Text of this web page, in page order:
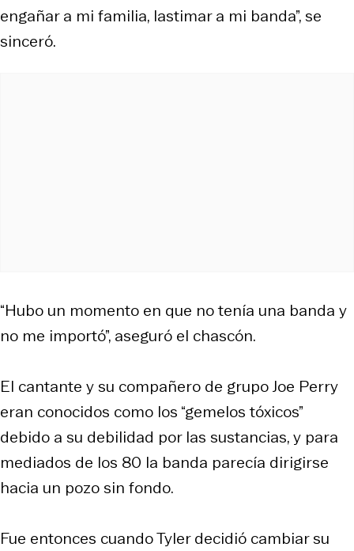
engañar a mi familia, lastimar a mi banda”, se
sinceró.
“Hubo un momento en que no tenía una banda y
no me importó”, aseguró el chascón.
El cantante y su compañero de grupo Joe Perry
eran conocidos como los “gemelos tóxicos”
debido a su debilidad por las sustancias, y para
mediados de los 80 la banda parecía dirigirse
hacia un pozo sin fondo.
Fue entonces cuando Tyler decidió cambiar su